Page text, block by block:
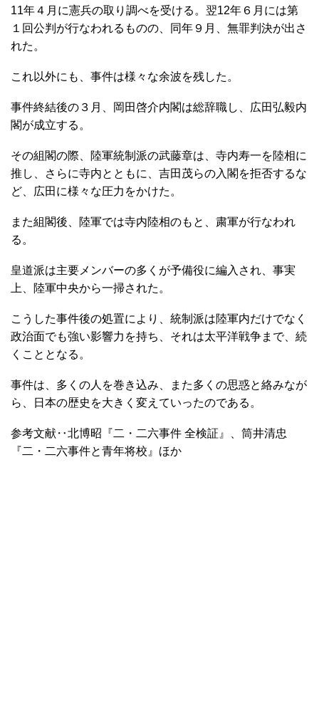
11年４月に憲兵の取り調べを受ける。翌12年６月には第
１回公判が行なわれるものの、同年９月、無罪判決が出さ
れた。
これ以外にも、事件は様々な余波を残した。
事件終結後の３月、岡田啓介内閣は総辞職し、広田弘毅内
閣が成立する。
その組閣の際、陸軍統制派の武藤章は、寺内寿一を陸相に
推し、さらに寺内とともに、吉田茂らの入閣を拒否するな
ど、広田に様々な圧力をかけた。
また組閣後、陸軍では寺内陸相のもと、粛軍が行なわれ
る。
皇道派は主要メンバーの多くが予備役に編入され、事実
上、陸軍中央から一掃された。
こうした事件後の処置により、統制派は陸軍内だけでなく
政治面でも強い影響力を持ち、それは太平洋戦争まで、続
くこととなる。
事件は、多くの人を巻き込み、また多くの思惑と絡みなが
ら、日本の歴史を大きく変えていったのである。
参考文献‥北博昭『二・二六事件 全検証』、筒井清忠
『二・二六事件と青年将校』ほか